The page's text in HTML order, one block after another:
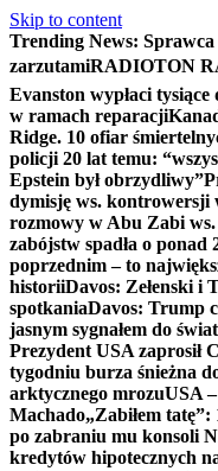
Skip to content
Trending News:
zarzutamiRADIOTON
Evanston wypłaci
w ramach reparacji
Ridge. 10 ofiar
policji 20 lat temu:
Epstein był obrzydliwy”
dymisję ws. kontrowersji
rozmowy w Abu Zabi
zabójstw spadła o
poprzednim – to
historiiDavos: Zełenski i
spotkaniaDavos: Trump
jasnym sygnałem do
Prezydent USA zaprosił
tygodniu burza śnieżna
arktycznego mrozuUSA
Machado„Zabiłem tatę”:
po zabraniu mu konsoli
kredytów hipotecznych